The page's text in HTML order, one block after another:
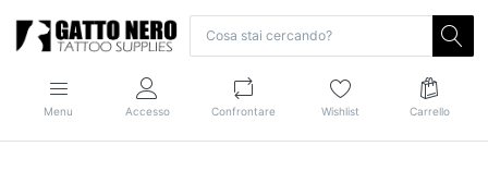
Menu Accesso Confrontare Wishlist Carrello